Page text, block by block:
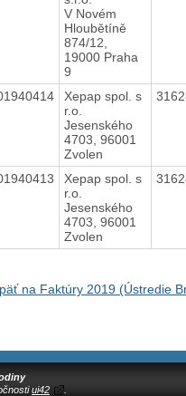
V Novém
Hloubětíně
874/12,
19000 Praha
9
Xepap spol. s
r.o.
Jesenského
4703, 96001
Zvolen
Xepap spol. s
r.o.
Jesenského
4703, 96001
Zvolen
na Faktúry 2019 (Ústredie
ui42